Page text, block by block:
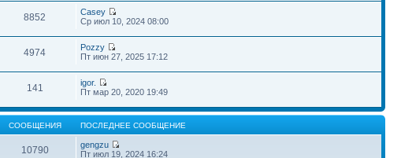
8852
Casey
Ср июл 10, 2024 08:00
4974
Pozzy
Пт июн 27, 2025 17:12
141
igor.
Пт мар 20, 2020 19:49
СООБЩЕНИЯ ПОСЛЕДНЕЕ СООБЩЕНИЕ
10790
gengzu
Пт июл 19, 2024 16:24